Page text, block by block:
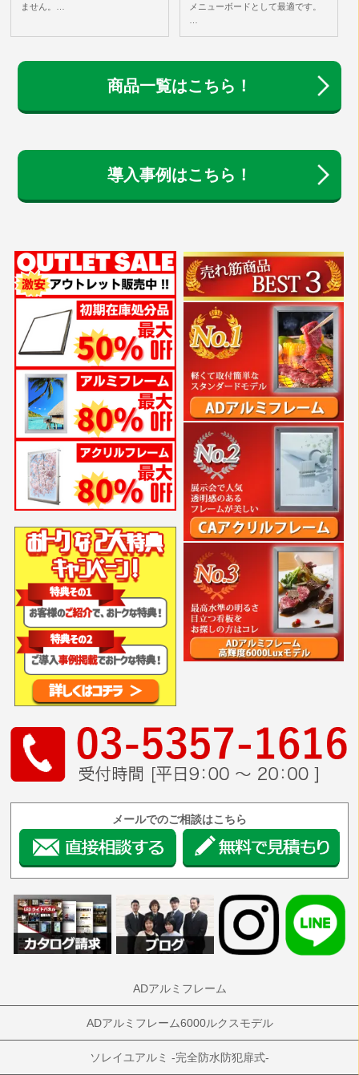
ません。…
メニューボードとして最適です。
商品一覧はこちら！
導入事例はこちら！
メールでのご相談はこちら
ADアルミフレーム
ADアルミフレーム6000ルクスモデル
ソレイユアルミ -完全防水防犯扉式-